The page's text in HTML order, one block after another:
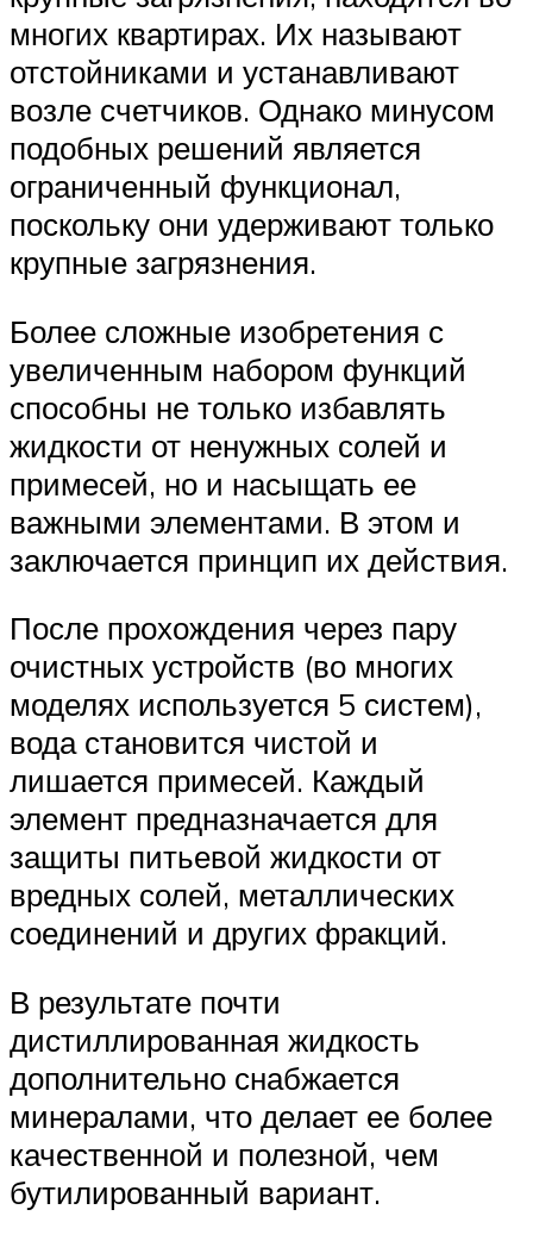
многих квартирах. Их называют
отстойниками и устанавливают
возле счетчиков. Однако минусом
подобных решений является
ограниченный функционал,
поскольку они удерживают только
крупные загрязнения.
Более сложные изобретения с
увеличенным набором функций
способны не только избавлять
жидкости от ненужных солей и
примесей, но и насыщать ее
важными элементами. В этом и
заключается принцип их действия.
После прохождения через пару
очистных устройств (во многих
моделях используется 5 систем),
вода становится чистой и
лишается примесей. Каждый
элемент предназначается для
защиты питьевой жидкости от
вредных солей, металлических
соединений и других фракций.
В результате почти
дистиллированная жидкость
дополнительно снабжается
минералами, что делает ее более
качественной и полезной, чем
бутилированный вариант.